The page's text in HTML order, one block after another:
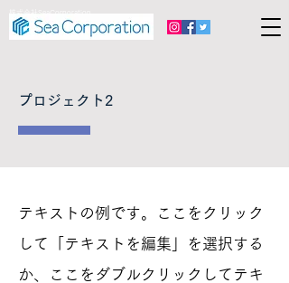
株式会社SeaCorporation
テキストの例です。ここをクリック
して「テキストを編集」を選択する
か、ここをダブルクリックしてテキ
プロジェクト2